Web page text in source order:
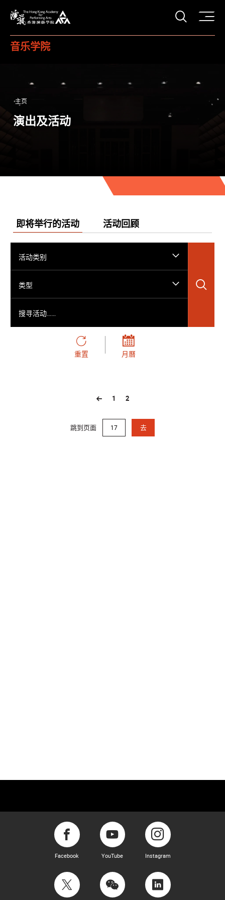
打开
音乐学院
主页
演出及活动
即将举行的活动 活动回顾
活动类别
类型
重置 月曆
1 2
跳到页面 去
Facebook YouTube Instagram